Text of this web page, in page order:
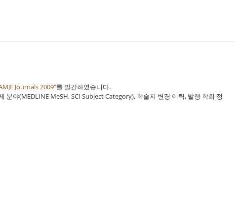
Journals 2009"를 발간하였습니다.
야(MEDLINE MeSH, SCI Subject Category), 학술지 변경 이력, 발행 학회 정